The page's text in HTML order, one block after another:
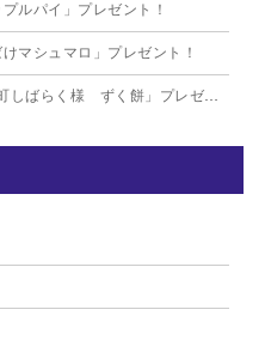
ルパイ」プレゼント！
マシュマロ」プレゼント！
ばらく様 ずく餅」プレゼント！